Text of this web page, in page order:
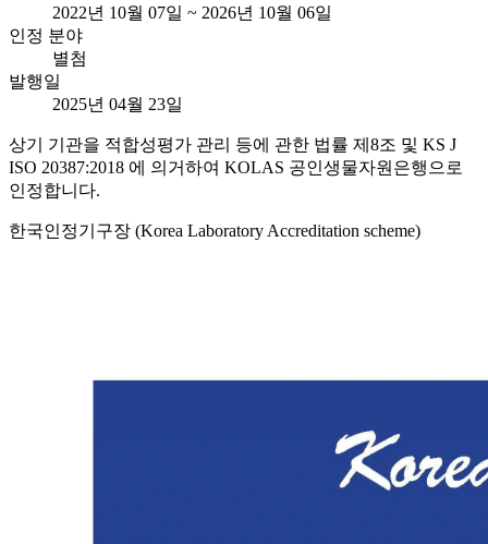
2022년 10월 07일 ~ 2026년 10월 06일
인정 분야
별첨
발행일
2025년 04월 23일
상기 기관을 적합성평가 관리 등에 관한 법률 제8조 및 KS J
ISO 20387:2018 에 의거하여 KOLAS 공인생물자원은행으로
인정합니다.
한국인정기구장 (Korea Laboratory Accreditation scheme)